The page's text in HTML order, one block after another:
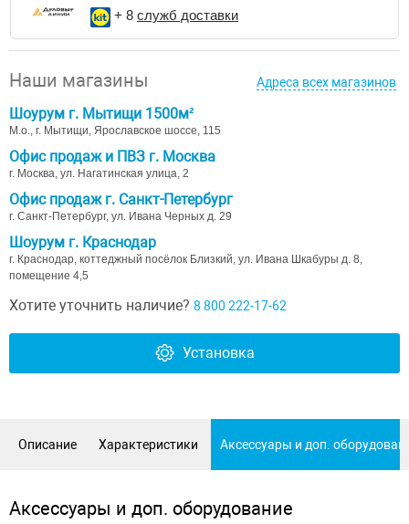
+ 8 служб доставки
Наши магазины Адреса всех магазинов
Шоурум г. Мытищи 1500м²
М.о., г. Мытищи, Ярославское шоссе, 115
Офис продаж и ПВЗ г. Москва
г. Москва, ул. Нагатинская улица, 2
Офис продаж г. Санкт-Петербург
г. Санкт-Петербург, ул. Ивана Черных д. 29
Шоурум г. Краснодар
г. Краснодар, коттеджный посёлок Близкий, ул. Ивана Шкабуры д. 8,
помещение 4,5
Хотите уточнить наличие? 8 800 222-17-62
Установка
Описание Характеристики Аксессуары и доп.
Аксессуары и доп. оборудование